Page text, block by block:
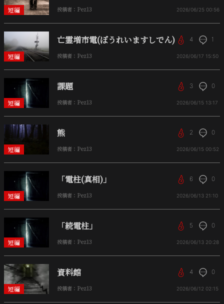
短編 投稿者：Pez13 2026/06/25 00:56
短編
亡霊増市電(ぼうれいますしでん)
投稿者：Pez13
4 1
2026/06/17 15:50
短編
課題
投稿者：Pez13
3 0
2026/06/15 13:17
短編
熊
投稿者：Pez13
2 0
2026/06/15 00:52
短編
「電柱(真相)」
投稿者：Pez13
6 0
2026/06/13 21:10
短編
「続電柱」
投稿者：Pez13
5 0
2026/06/13 20:28
短編
資料館
投稿者：Pez13
4 0
2026/06/12 02:15